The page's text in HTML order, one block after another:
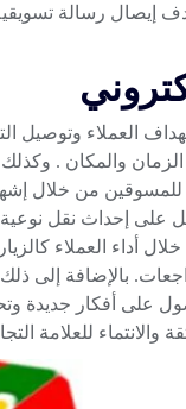
إيصال رسالة
العملاء وتوصيل
الزمان والمكان .
من خلال
على إحداث نقل
أداء العملاء
بالإضافة إلى
على أفكار جديدة
والانتماء للعلامة